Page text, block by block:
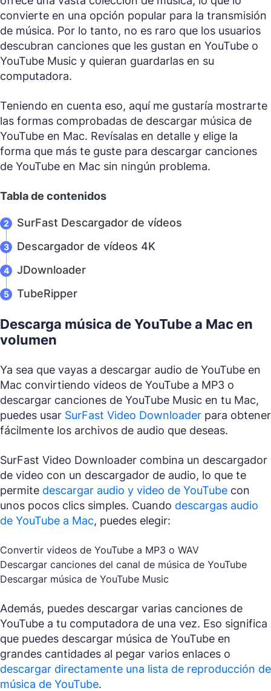
convierte en una opción popular para la transmisión
de música. Por lo tanto, no es raro que los usuarios
descubran canciones que les gustan en YouTube o
YouTube Music y quieran guardarlas en su
computadora.
Teniendo en cuenta eso, aquí me gustaría mostrarte
las formas comprobadas de descargar música de
YouTube en Mac. Revísalas en detalle y elige la
forma que más te guste para descargar canciones
de YouTube en Mac sin ningún problema.
Tabla de contenidos
SurFast Descargador de vídeos
Descargador de vídeos 4K
JDownloader
TubeRipper
Descarga música de YouTube a Mac en
volumen
Ya sea que vayas a descargar audio de YouTube en
Mac convirtiendo videos de YouTube a MP3 o
descargar canciones de YouTube Music en tu Mac,
puedes usar SurFast Video Downloader para obtener
fácilmente los archivos de audio que deseas.
SurFast Video Downloader combina un descargador
de video con un descargador de audio, lo que te
permite descargar audio y video de YouTube con
unos pocos clics simples. Cuando descargas audio
de YouTube a Mac, puedes elegir:
Convertir videos de YouTube a MP3 o WAV
Descargar canciones del canal de música de YouTube
Descargar música de YouTube Music
Además, puedes descargar varias canciones de
YouTube a tu computadora de una vez. Eso significa
que puedes descargar música de YouTube en
grandes cantidades al pegar varios enlaces o
descargar directamente una lista de reproducción de
música de YouTube.